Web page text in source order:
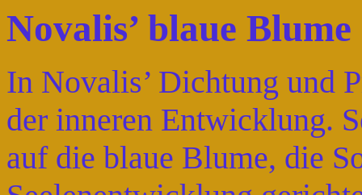
Novalis’ blaue Blume
In Novalis’ Dichtung und
der inneren Entwicklung.
auf die blaue Blume, die